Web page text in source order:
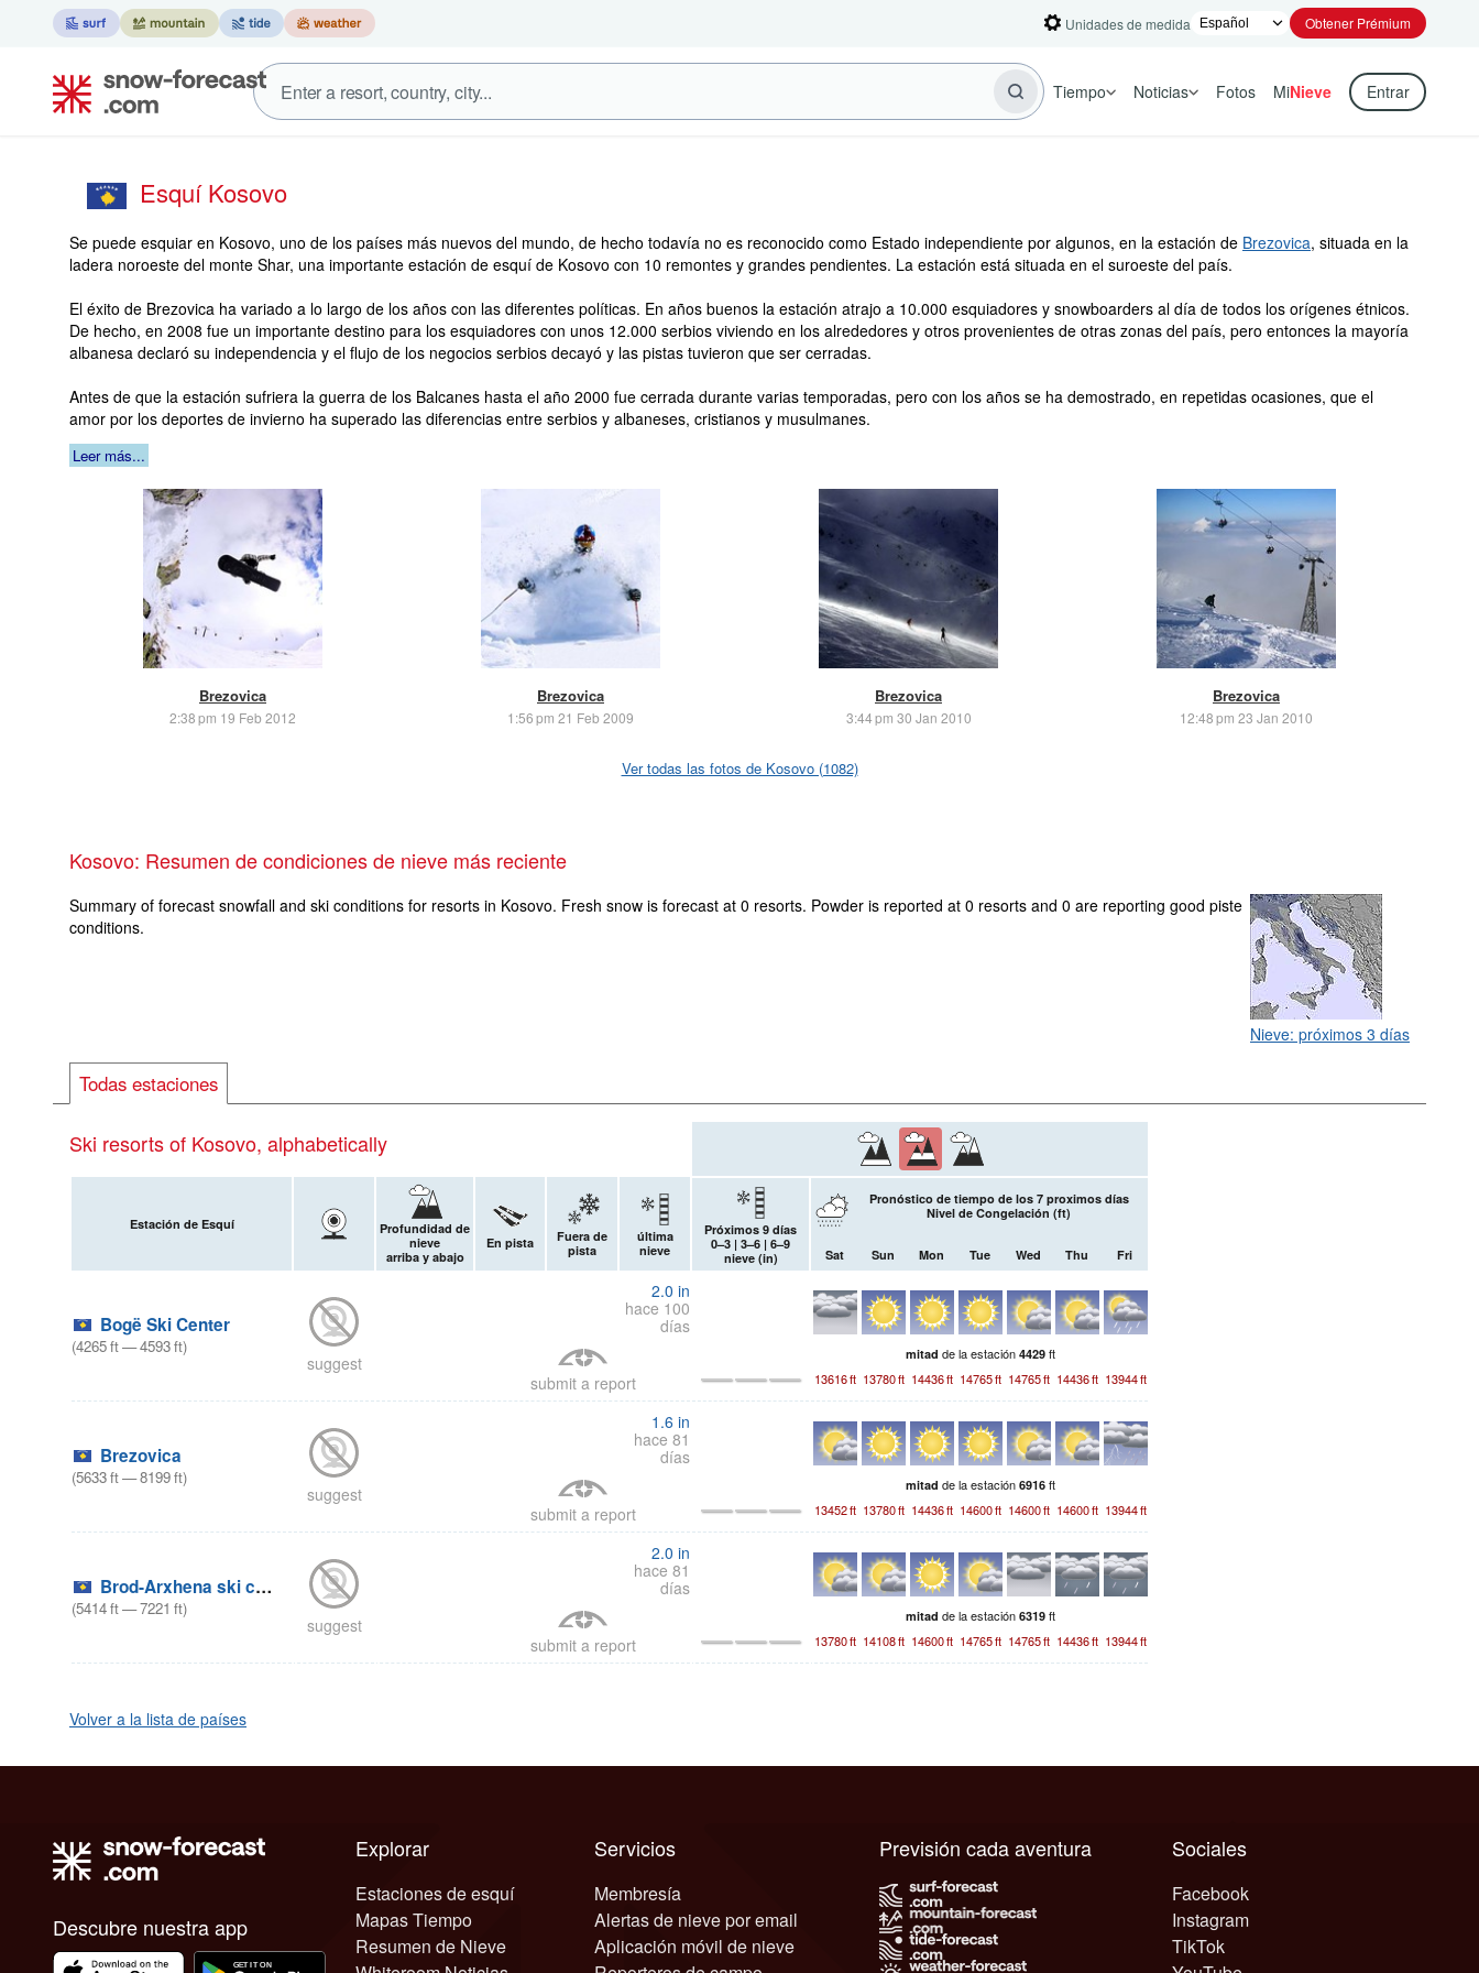
Unidades de medida Obtener Prémium
Tiempo Noticias Fotos MiNieve Entrar
Esquí Kosovo
Se puede esquiar en Kosovo, uno de los países más nuevos del mundo, de hecho todavía no es reconocido como Estado independiente por algunos, en la estación de Brezovica, situada en la
ladera noroeste del monte Shar, una importante estación de esquí de Kosovo con 10 remontes y grandes pendientes. La estación está situada en el suroeste del país.
El éxito de Brezovica ha variado a lo largo de los años con las diferentes políticas. En años buenos la estación atrajo a 10.000 esquiadores y snowboarders al día de todos los orígenes étnicos.
De hecho, en 2008 fue un importante destino para los esquiadores con unos 12.000 serbios viviendo en los alrededores y otros provenientes de otras zonas del país, pero entonces la mayoría
albanesa declaró su independencia y el flujo de los negocios serbios decayó y las pistas tuvieron que ser cerradas.
Antes de que la estación sufriera la guerra de los Balcanes hasta el año 2000 fue cerrada durante varias temporadas, pero con los años se ha demostrado, en repetidas ocasiones, que el
amor por los deportes de invierno ha superado las diferencias entre serbios y albaneses, cristianos y musulmanes.
Leer más...
Brezovica
2:38 pm 19 Feb 2012
Brezovica
1:56 pm 21 Feb 2009
Brezovica
3:44 pm 30 Jan 2010
Brezovica
12:48 pm 23 Jan 2010
Ver todas las fotos de Kosovo (1082)
Kosovo: Resumen de condiciones de nieve más reciente
Nieve: próximos 3 días
Summary of forecast snowfall and ski conditions for resorts in Kosovo. Fresh snow is forecast at 0 resorts. Powder is reported at 0 resorts and 0 are reporting good piste
conditions.
Todas estaciones
Ski resorts of Kosovo, alphabetically
Estación de Esquí
Profundidad de
nieve
arriba y abajo
En pista
Fuera de
pista
última
nieve
Próximos 9 días
0–3 | 3–6 | 6–9
nieve (in)
Pronóstico de tiempo de los 7 proximos días
Nivel de Congelación (ft)
Sat Sun Mon Tue Wed Thu Fri
Bogë Ski Center
(4265ft—4593ft)
suggest
2.0 in
hace 100
días
submit a report
mitad de la estación 4429 ft
13616ft 13780ft 14436ft 14765ft 14765ft 14436ft 13944ft
Brezovica
(5633ft—8199ft)
suggest
1.6 in
hace 81
días
submit a report
mitad de la estación 6916 ft
13452ft 13780ft 14436ft 14600ft 14600ft 14600ft 13944ft
Brod-Arxhena ski center
(5414ft—7221 ft)
suggest
2.0 in
hace 81
días
submit a report
mitad de la estación 6319 ft
13780ft 14108ft 14600ft 14765ft 14765ft 14436ft 13944ft
Volver a la lista de países
Descubre nuestra app
Explorar
Estaciones de esquí
Mapas Tiempo
Resumen de Nieve
Servicios
Membresía
Alertas de nieve por email
Aplicación móvil de nieve
Sociales
Facebook
Instagram
TikTok
Previsión cada aventura